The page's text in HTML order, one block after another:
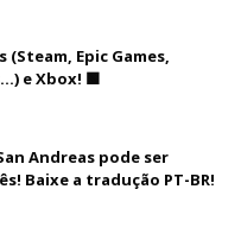
(Steam, Epic Games,
e Xbox! 🟩
Andreas pode ser
Baixe a tradução PT-BR!